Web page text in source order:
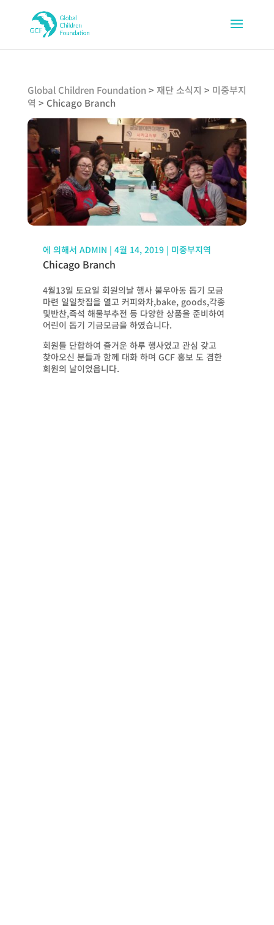
Global Children Foundation > 재단 소식지 > 미중부지
역 > Chicago Branch
에 의해서 ADMIN | 4월 14, 2019| 미중부지역
Chicago Branch
4월13일 토요일 회원의날 행사 불우아동 돕기 모금
마련 일일찻집을 열고 커피와차,bake, goods,각종
및반찬,즉석 해물부추전 등 다양한 상품을 준비하여
어린이 돕기 기금모금을 하였습니다.
회원들 단합하여 즐거운 하루 행사였고 관심 갖고
찾아오신 분들과 함께 대화 하며 GCF 홍보 도 겸한
회원의 날이었읍니다.